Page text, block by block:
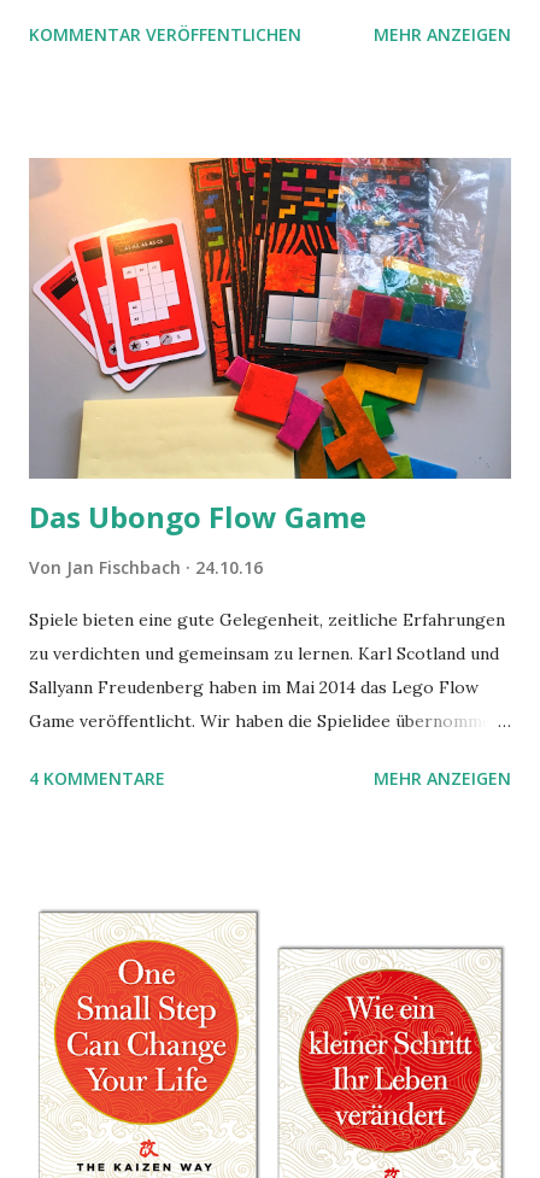
KOMMENTAR VERÖFFENTLICHEN MEHR ANZEIGEN
Das Ubongo Flow Game
Von Jan Fischbach 24.10.16
Spiele bieten eine gute Gelegenheit, zeitliche Erfahrungen
zu verdichten und gemeinsam zu lernen. Karl Scotland und
Sallyann Freudenberg haben im Mai 2014 das Lego Flow
Game veröffentlicht. Wir haben die Spielidee übernommen,
benutzen wir Material aus Grzegorz Rejchtmans Ubongo-
4 KOMMENTARE MEHR ANZEIGEN